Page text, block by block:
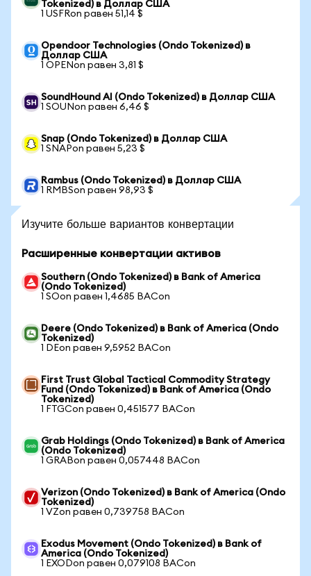
Tokenized) в Доллар США
1 USFRon равен 51,14 $
Opendoor Technologies (Ondo Tokenized) в
Доллар США
1 OPENon равен 3,81 $
SoundHound AI (Ondo Tokenized) в Доллар США
1 SOUNon равен 6,46 $
Snap (Ondo Tokenized) в Доллар США
1 SNAPon равен 5,23 $
Rambus (Ondo Tokenized) в Доллар США
1 RMBSon равен 98,93 $
Изучите больше вариантов конвертации
Расширенные конвертации активов
Southern (Ondo Tokenized) в Bank of America
(Ondo Tokenized)
1 SOon равен 1,4685 BACon
Deere (Ondo Tokenized) в Bank of America (Ondo
Tokenized)
1 DEon равен 9,5952 BACon
First Trust Global Tactical Commodity Strategy
Fund (Ondo Tokenized) в Bank of America (Ondo
Tokenized)
1 FTGCon равен 0,451577 BACon
Grab Holdings (Ondo Tokenized) в Bank of America
(Ondo Tokenized)
1 GRABon равен 0,057448 BACon
Verizon (Ondo Tokenized) в Bank of America (Ondo
Tokenized)
1 VZon равен 0,739758 BACon
Exodus Movement (Ondo Tokenized) в Bank of
America (Ondo Tokenized)
1 EXODon равен 0,079108 BACon